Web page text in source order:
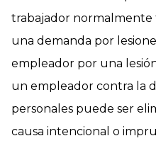
trabajador
una demanda por
empleador por una
un empleador contra la
personales puede ser
causa intencional o